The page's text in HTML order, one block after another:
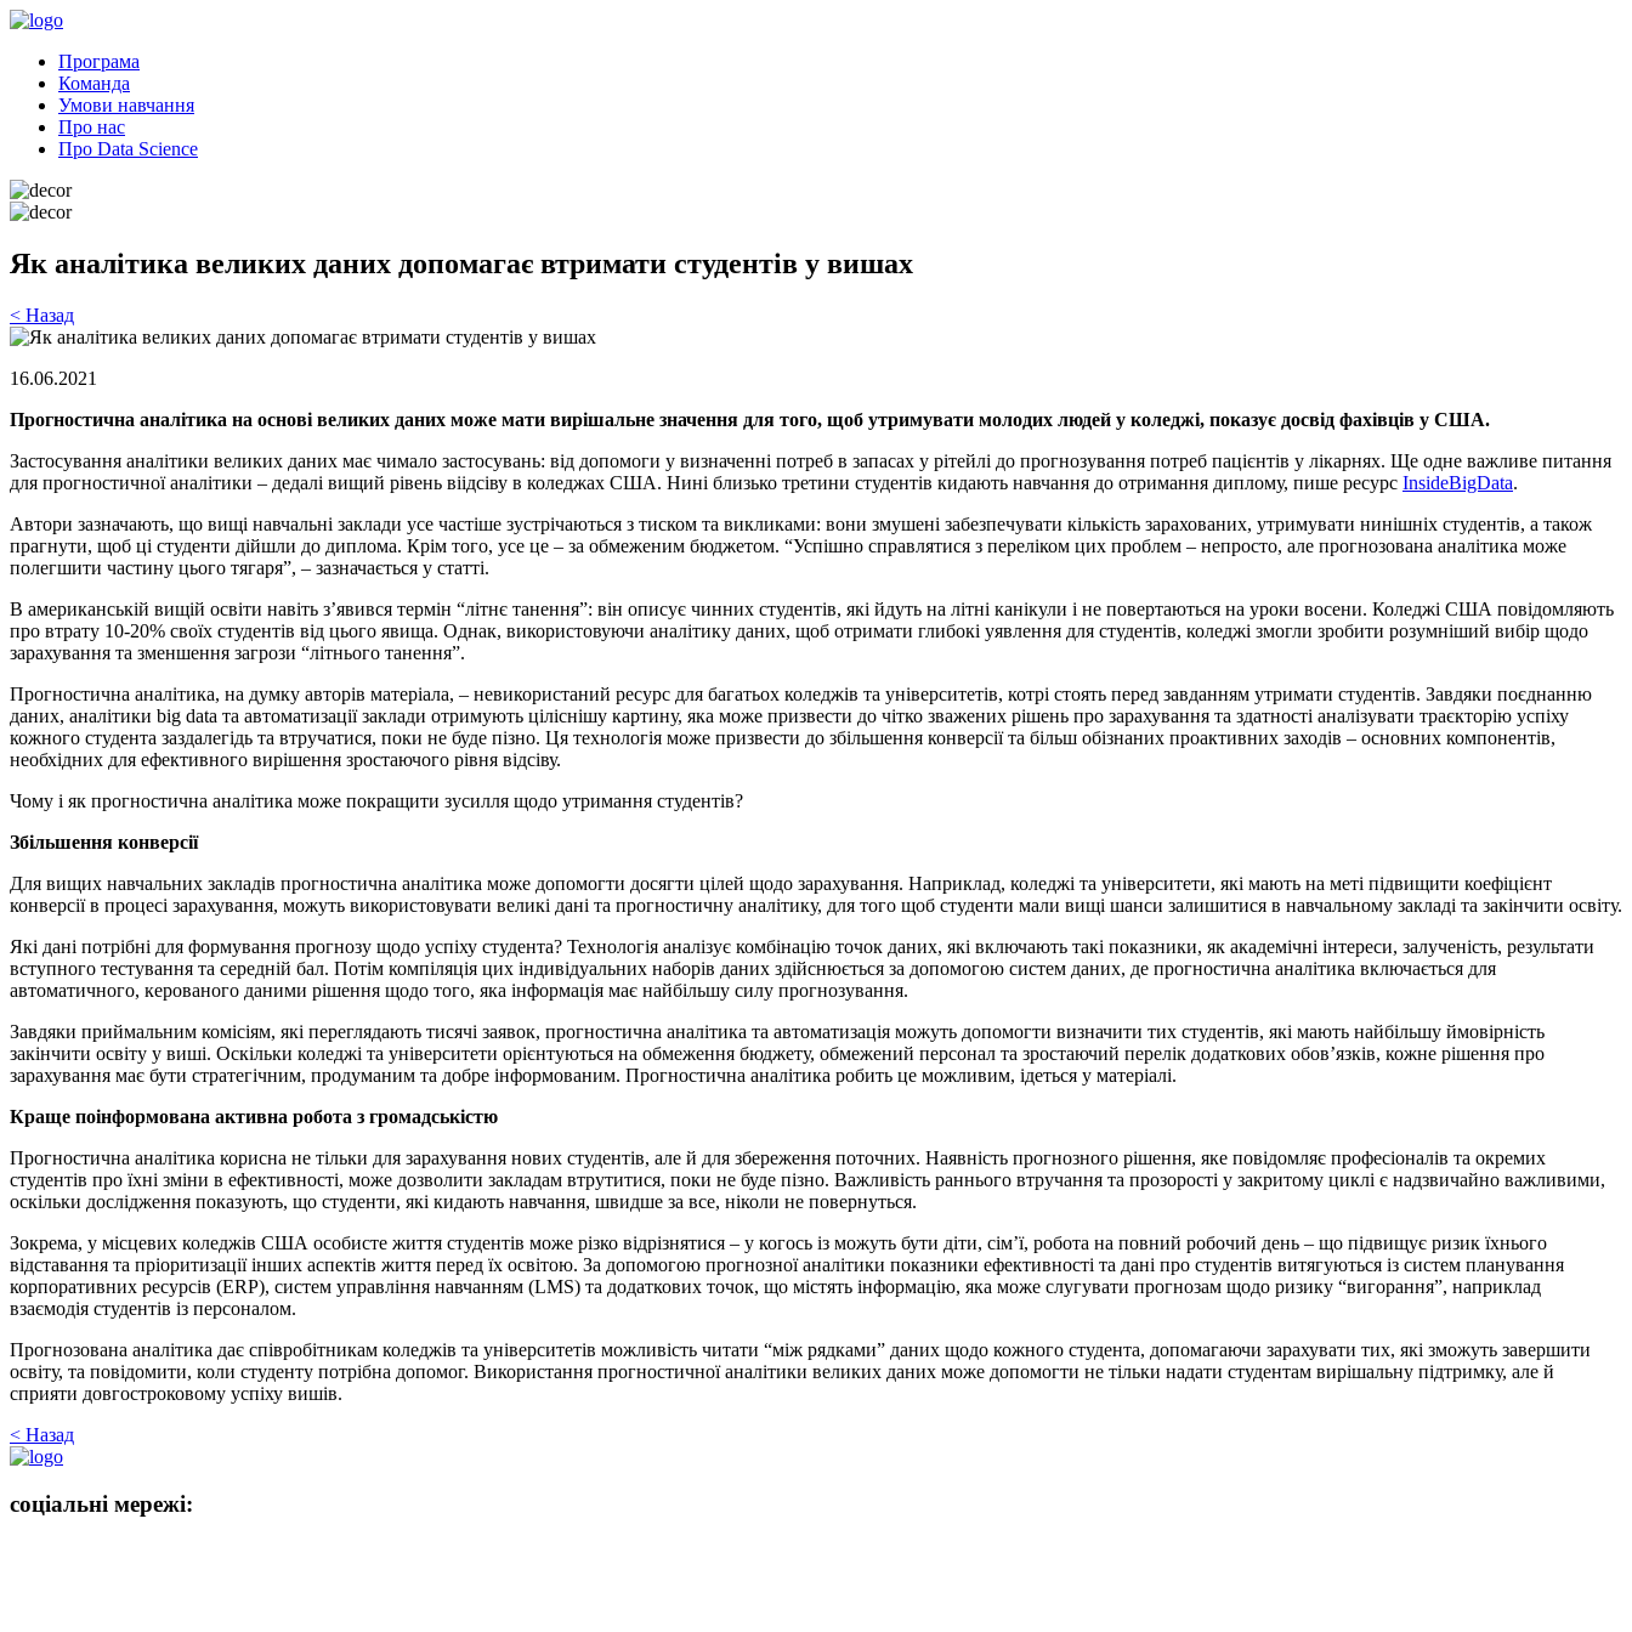
Програма
Команда
Умови навчання
Про нас
Про Data Science
Як аналітика великих даних допомагає втримати студентів у вишах
< Назад
16.06.2021
Прогностична аналітика на основі великих даних може мати вирішальне значення для того, щоб утримувати молодих людей у коледжі, показує досвід фахівців у США.
Застосування аналітики великих даних має чимало застосувань: від допомоги у визначенні потреб в запасах у рітейлі до прогнозування потреб пацієнтів у лікарнях. Ще одне важливе питання
для прогностичної аналітики – дедалі вищий рівень віідсіву в коледжах США. Нині близько третини студентів кидають навчання до отримання диплому, пише ресурс InsideBigData.
Автори зазначають, що вищі навчальні заклади усе частіше зустрічаються з тиском та викликами: вони змушені забезпечувати кількість зарахованих, утримувати нинішніх студентів, а також
прагнути, щоб ці студенти дійшли до диплома. Крім того, усе це – за обмеженим бюджетом. “Успішно справлятися з переліком цих проблем – непросто, але прогнозована аналітика може
полегшити частину цього тягаря”, – зазначається у статті.
В американській вищій освіти навіть з’явився термін “літнє танення”: він описує чинних студентів, які йдуть на літні канікули і не повертаються на уроки восени. Коледжі США повідомляють
про втрату 10-20% своїх студентів від цього явища. Однак, використовуючи аналітику даних, щоб отримати глибокі уявлення для студентів, коледжі змогли зробити розумніший вибір щодо
зарахування та зменшення загрози “літнього танення”.
Прогностична аналітика, на думку авторів матеріала, – невикористаний ресурс для багатьох коледжів та університетів, котрі стоять перед завданням утримати студентів. Завдяки поєднанню
даних, аналітики big data та автоматизації заклади отримують ціліснішу картину, яка може призвести до чітко зважених рішень про зарахування та здатності аналізувати траєкторію успіху
кожного студента заздалегідь та втручатися, поки не буде пізно. Ця технологія може призвести до збільшення конверсії та більш обізнаних проактивних заходів – основних компонентів,
необхідних для ефективного вирішення зростаючого рівня відсіву.
Чому і як прогностична аналітика може покращити зусилля щодо утримання студентів?
Збільшення конверсії
Для вищих навчальних закладів прогностична аналітика може допомогти досягти цілей щодо зарахування. Наприклад, коледжі та університети, які мають на меті підвищити коефіцієнт
конверсії в процесі зарахування, можуть використовувати великі дані та прогностичну аналітику, для того щоб студенти мали вищі шанси залишитися в навчальному закладі та закінчити освіту.
Які дані потрібні для формування прогнозу щодо успіху студента? Технологія аналізує комбінацію точок даних, які включають такі показники, як академічні інтереси, залученість, результати
вступного тестування та середній бал. Потім компіляція цих індивідуальних наборів даних здійснюється за допомогою систем даних, де прогностична аналітика включається для
автоматичного, керованого даними рішення щодо того, яка інформація має найбільшу силу прогнозування.
Завдяки приймальним комісіям, які переглядають тисячі заявок, прогностична аналітика та автоматизація можуть допомогти визначити тих студентів, які мають найбільшу ймовірність
закінчити освіту у виші. Оскільки коледжі та університети орієнтуються на обмеження бюджету, обмежений персонал та зростаючий перелік додаткових обов’язків, кожне рішення про
зарахування має бути стратегічним, продуманим та добре інформованим. Прогностична аналітика робить це можливим, ідеться у матеріалі.
Краще поінформована активна робота з громадськістю
Прогностична аналітика корисна не тільки для зарахування нових студентів, але й для збереження поточних. Наявність прогнозного рішення, яке повідомляє професіоналів та окремих
студентів про їхні зміни в ефективності, може дозволити закладам втрутитися, поки не буде пізно. Важливість раннього втручання та прозорості у закритому циклі є надзвичайно важливими,
оскільки дослідження показують, що студенти, які кидають навчання, швидше за все, ніколи не повернуться.
Зокрема, у місцевих коледжів США особисте життя студентів може різко відрізнятися – у когось із можуть бути діти, сім’ї, робота на повний робочий день – що підвищує ризик їхнього
відставання та пріоритизації інших аспектів життя перед їх освітою. За допомогою прогнозної аналітики показники ефективності та дані про студентів витягуються із систем планування
корпоративних ресурсів (ERP), систем управління навчанням (LMS) та додаткових точок, що містять інформацію, яка може слугувати прогнозам щодо ризику “вигорання”, наприклад
взаємодія студентів із персоналом.
Прогнозована аналітика дає співробітникам коледжів та університетів можливість читати “між рядками” даних щодо кожного студента, допомагаючи зарахувати тих, які зможуть завершити
освіту, та повідомити, коли студенту потрібна допомог. Використання прогностичної аналітики великих даних може допомогти не тільки надати студентам вирішальну підтримку, але й
сприяти довгостроковому успіху вишів.
< Назад
соціальні мережі: